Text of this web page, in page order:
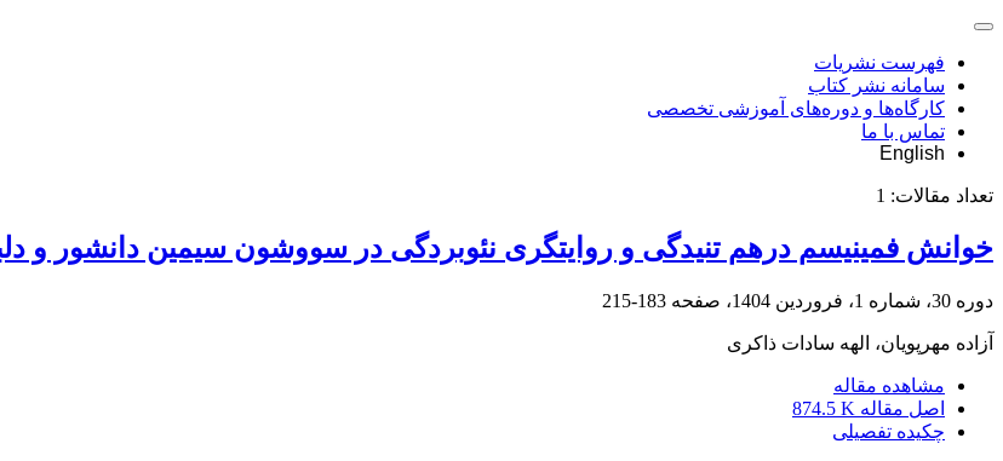
فهرست نشریات
سامانه نشر کتاب
کارگاه‌ها و دوره‌های آموزشی تخصصی
تماس با ما
English
تعداد مقالات: 1
خوانش فمینیسم درهم تنیدگی و روایتگری نئوبردگی در سووشون سیمین دانشور و
دوره 30، شماره 1، فروردین 1404، صفحه 183-215
آزاده مهرپویان، الهه سادات ذاکری
مشاهده مقاله
اصل مقاله 874.5 K
چکیده تفصیلی